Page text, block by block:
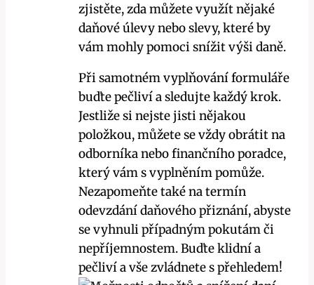
zjistěte, zda můžete využít nějaké
daňové úlevy nebo slevy, které by
vám mohly pomoci snížit výši daně.
Při samotném vyplňování formuláře
buďte pečliví a sledujte každý krok.
Jestliže si nejste jisti nějakou
položkou, můžete se vždy obrátit na
odborníka nebo finančního poradce,
který vám s vyplněním pomůže.
Nezapomeňte také na termín
odevzdání daňového přiznání, abyste
se vyhnuli případným pokutám či
nepříjemnostem. Buďte klidní a
pečliví a vše zvládnete s přehledem!